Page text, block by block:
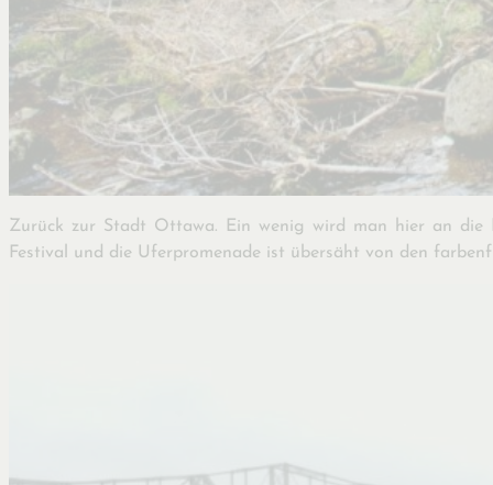
Zurück zur Stadt Ottawa. Ein wenig wird man hier an die
Festival und die Uferpromenade ist übersäht von den